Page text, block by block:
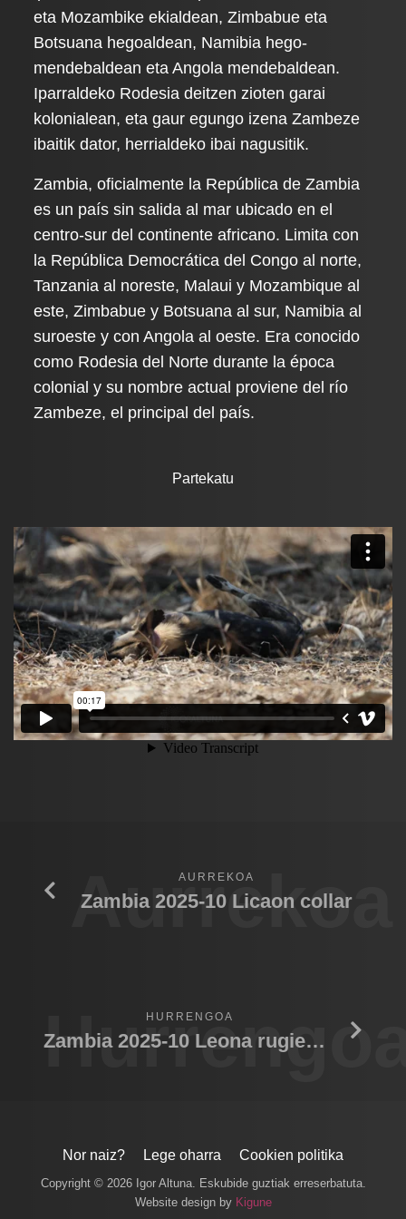
eta Mozambike ekialdean, Zimbabue eta
Botsuana hegoaldean, Namibia hego-
mendebaldean eta Angola mendebaldean.
Iparraldeko Rodesia deitzen zioten garai
kolonialean, eta gaur egungo izena Zambeze
ibaitik dator, herrialdeko ibai nagusitik.
Zambia, oficialmente la República de Zambia
es un país sin salida al mar ubicado en el
centro-sur del continente africano. Limita con
la República Democrática del Congo al norte,
Tanzania al noreste, Malaui y Mozambique al
este, Zimbabue y Botsuana al sur, Namibia al
suroeste y con Angola al oeste. Era conocido
como Rodesia del Norte durante la época
colonial y su nombre actual proviene del río
Zambeze, el principal del país.
Partekatu
Aurrekoa
AURREKOA
Zambia 2025-10 Licaon collar
HURRENGOA
Zambia 2025-10 Leona rugiendo
Nor naiz? Lege oharra Cookien politika
Copyright © 2026 Igor Altuna. Eskubide guztiak erreserbatuta.
Website design by Kigune